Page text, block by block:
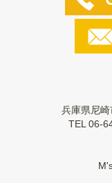
兵庫県尼
TEL 06-